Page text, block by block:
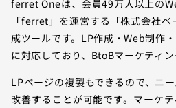
ferret Oneは、会員49万人以上の
「ferret」を運営する「株式会社
成ツールです。LP作成・Web制作
に対応しており、BtoBマーケティン
LPページの複製もできるので、ニ
改善することが可能です。マーケ